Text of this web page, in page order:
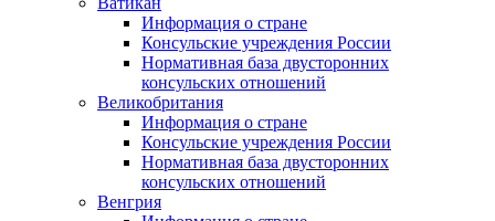
Информация о стране
Консульские учреждения России
Нормативная база двусторонних
консульских отношений
Великобритания
Информация о стране
Консульские учреждения России
Нормативная база двусторонних
консульских отношений
Венгрия